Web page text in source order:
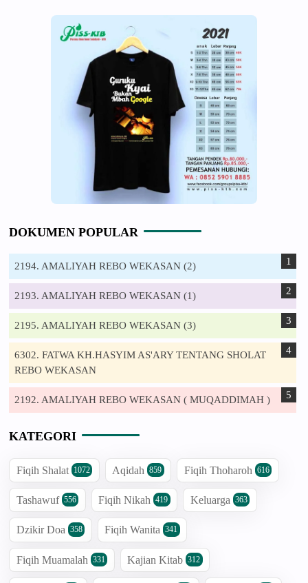
DOKUMEN POPULAR
2194. AMALIYAH REBO WEKASAN (2)
2193. AMALIYAH REBO WEKASAN (1)
2195. AMALIYAH REBO WEKASAN (3)
6302. FATWA KH.HASYIM AS'ARY TENTANG SHOLAT
REBO WEKASAN
2192. AMALIYAH REBO WEKASAN ( MUQADDIMAH )
KATEGORI
Fiqih Shalat 1072 Aqidah 859 Fiqih Thoharoh 616
Tashawuf 556 Fiqih Nikah 419 Keluarga 363
Dzikir Doa 358 Fiqih Wanita 341
Fiqih Muamalah 331 Kajian Kitab 312